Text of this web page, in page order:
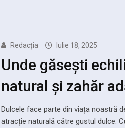
Redacția Iulie 18, 2025
Unde găsești
natural și zahăr
Dulcele face parte din viața noastră
atracție naturală către gustul dulce.